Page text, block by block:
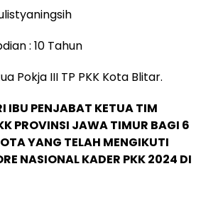
: 10 Tahun
Pokja III TP PKK Kota Blitar.
IBU PENJABAT KETUA TIM
PROVINSI JAWA TIMUR BAGI 6
YANG TELAH MENGIKUTI
NASIONAL KADER PKK 2024 DI